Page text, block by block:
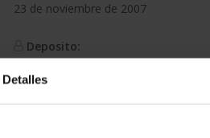
Detalles
23 de noviembre de 2007
Deposito:
La elaboración anual de este